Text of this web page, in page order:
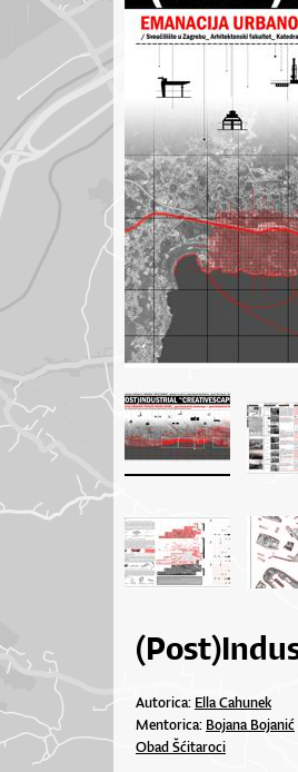
Autorica: Ella Cahunek
Mentorica: Bojana Bojanić
Obad Šćitaroci